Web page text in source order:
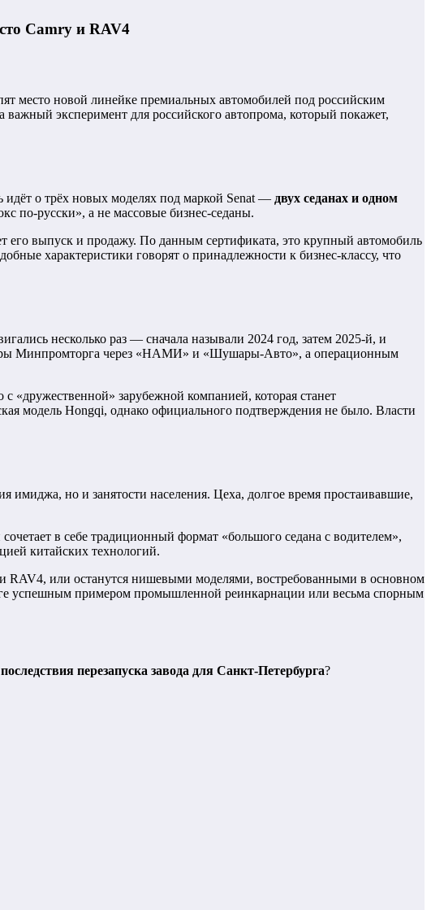
Camry и RAV4
место новой линейке премиальных автомобилей под российским
эксперимент для российского автопрома, который покажет,
идёт о трёх новых моделях под маркой Senat — двух седанах и одном
по-русски», а не массовые бизнес-седаны.
его выпуск и продажу. По данным сертификата, это крупный автомобиль
характеристики говорят о принадлежности к бизнес-классу, что
несколько раз — сначала называли 2024 год, затем 2025-й, и
Минпромторга через «НАМИ» и «Шушары-Авто», а операционным
«дружественной» зарубежной компанией, которая станет
модель Hongqi, однако официального подтверждения не было. Власти
имиджа, но и занятости населения. Цеха, долгое время простаивавшие,
в себе традиционный формат «большого седана с водителем»,
китайских технологий.
RAV4, или останутся нишевыми моделями, востребованными в основном
успешным примером промышленной реинкарнации или весьма спорным
перезапуска завода для Санкт-Петербурга?